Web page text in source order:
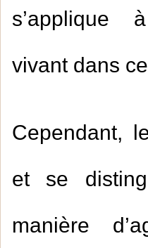
s’applique
vivant dans
Cependant,
et se
manière